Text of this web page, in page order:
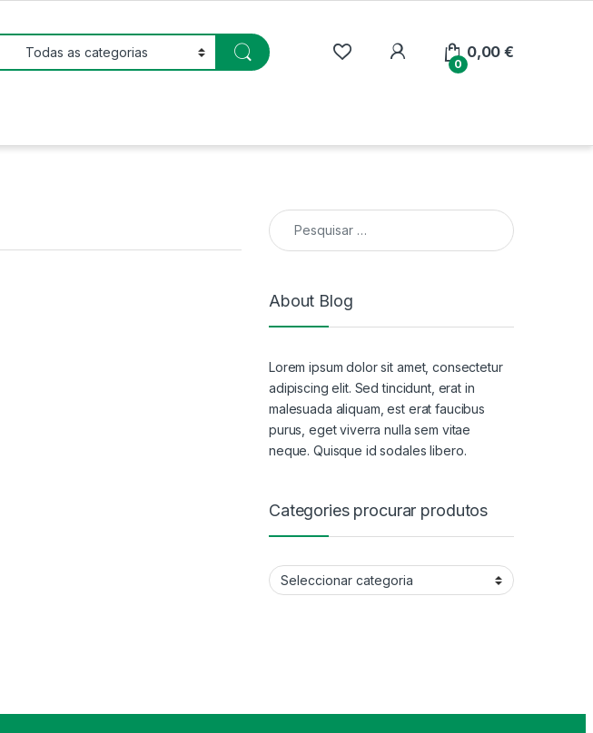
My Account
0
0,00€
Pesquisar por:
About Blog
Lorem ipsum dolor sit amet, consectetur
adipiscing elit. Sed tincidunt, erat in
malesuada aliquam, est erat faucibus
purus, eget viverra nulla sem vitae
neque. Quisque id sodales libero.
Categories procurar produtos
Categories procurar produtos